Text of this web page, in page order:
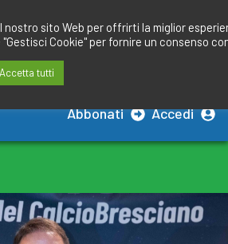
Abbonati Accedi
nostro sito Web per offrirti la miglior
Cookie" per fornire un consenso
Accetta tutti